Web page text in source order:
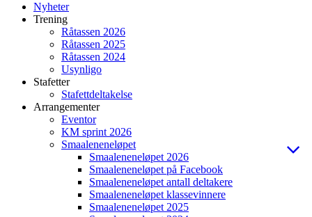
Nyheter
Trening
Råtassen 2026
Råtassen 2025
Råtassen 2024
Usynligo
Stafetter
Stafettdeltakelse
Arrangementer
Eventor
KM sprint 2026
Smaaleneneløpet
Smaaleneneløpet 2026
Smaaleneneløpet på Facebook
Smaaleneneløpet antall deltakere
Smaaleneneløpet klassevinnere
Smaaleneneløpet 2025